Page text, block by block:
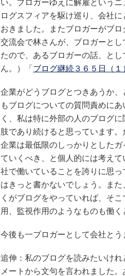
い。ブロガーゆえに解雇という
ログスフィアを駆け巡り、会社
おきました。またブロガーがブ
交流会で林さんが、ブロガーと
たので、あるブロガーの話、と
ん。）「 ブログ継続３６５日（
企業がどうブログとつきあうか
もブログについての質問責めに
く、私は特に外部の人のブログ
肢であり続けると思っています
企業は最低限のしっかりとした
ていくべき、と個人的には考え
社で働いていることを誇りに思
はきっと書かないでしょう。ま
くがブログをやっていれば、そ
用、監視作用のようなものも働く
今後も一ブロガーとして会社と
追伸：私のブログを読みたいけ
メートから文句を言われました。